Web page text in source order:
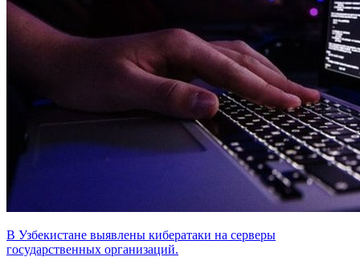
В Узбекистане выявлены кибератаки на серверы
государственных организаций.